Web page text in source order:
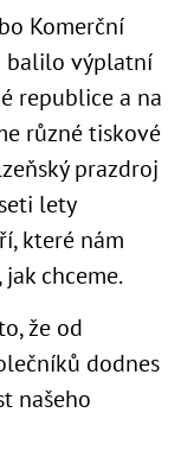
Komerční
balilo výplatní
republice a na
různé tiskové
prazdroj
lety
které nám
chceme.
že od
dodnes
našeho